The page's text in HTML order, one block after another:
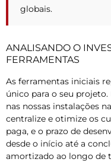
globais.
ANALISANDO O
FERRAMENTAS
As ferramentas iniciais
único para o seu
nas nossas instalações
centralize e otimize os
paga, e o prazo de
desde o início até a
amortizado ao longo de